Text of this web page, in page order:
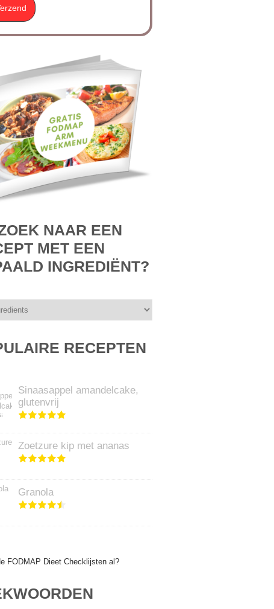
NAAR EEN
MET EEN
INGREDIËNT?
RECEPTEN
Sinaasappel amandelcake,
glutenvrij
Zoetzure kip met ananas
Granola
FODMAP Dieet Checklijsten al?